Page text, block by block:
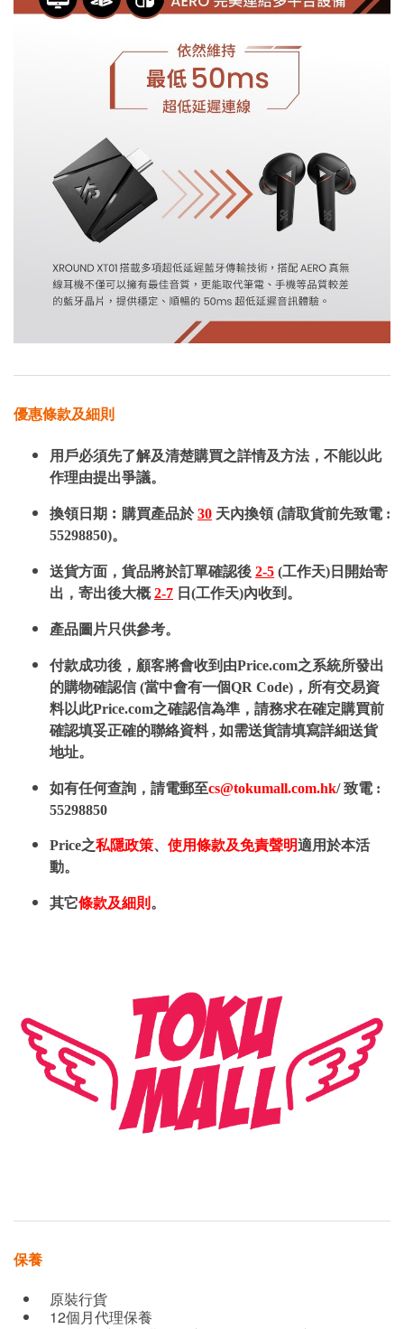
優惠條款及細則
用戶必須先了解及清楚購買之詳情及方法，不能以此
作理由提出爭議。
換領日期︰購買產品於30 天內換領 (請取貨前先致電 :
55298850)。
送貨方面，貨品將於訂單確認後 2-5 (工作天)日開始寄
出，寄出後大概2-7 日(工作天)內收到。
產品圖片只供參考。
付款成功後，顧客將會收到由Price.com之系統所發出
的購物確認信 (當中會有一個QR Code)，所有交易資
料以此Price.com之確認信為準，請務求在確定購買前
確認填妥正確的聯絡資料 , 如需送貨請填寫詳細送貨
地址。
如有任何查詢，請電郵至cs@tokumall.com.hk/ 致電 :
55298850
Price之私隱政策、 使用條款及免責聲明適用於本活
動。
其它條款及細則 。
保養
原裝行貨
12個月代理保養